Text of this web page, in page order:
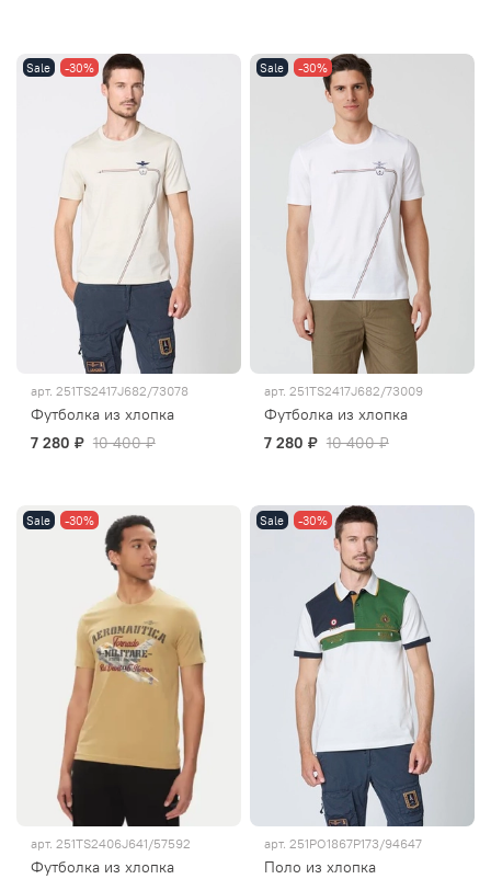
Sale -30%
арт. 251TS2417J682/73078
Футболка из хлопка
7 280 ₽ 10 400 ₽
Sale -30%
арт. 251TS2417J682/73009
Футболка из хлопка
7 280 ₽ 10 400 ₽
Sale -30%
арт. 251TS2406J641/57592
Футболка из хлопка
Sale -30%
арт. 251PO1867P173/94647
Поло из хлопка